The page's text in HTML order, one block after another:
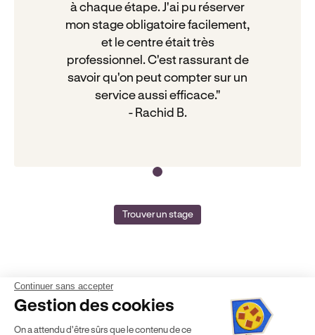
à chaque étape. J'ai pu réserver
mon stage obligatoire facilement,
et le centre était très
professionnel. C'est rassurant de
savoir qu'on peut compter sur un
service aussi efficace."
- Rachid B.
Trouver un stage
Continuer sans accepter
Gestion des cookies
On a attendu d'être sûrs que le contenu de ce